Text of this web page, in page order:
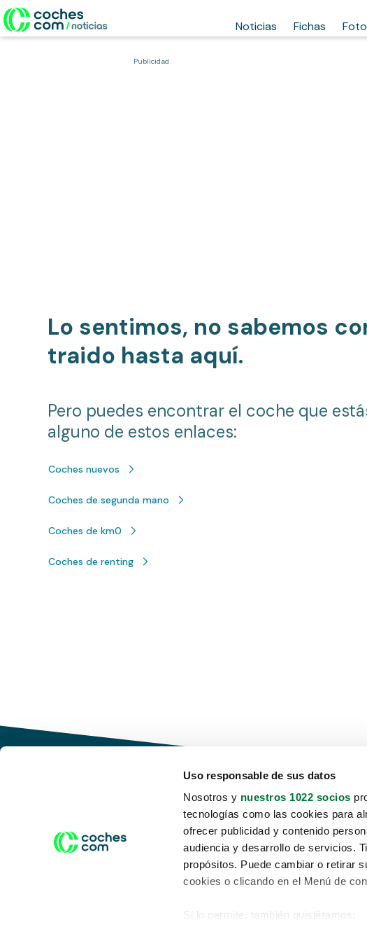
Uso responsable de sus datos
Nosotros y nuestros 1022 socios
tecnologías como las cookies para
ofrecer publicidad y contenido
audiencia y desarrollo de servicios.
propósitos. Puede cambiar o retirar
cookies o clicando en el Menú de
Si lo permite, también quisiéramos:
Noticias Fichas
Publicidad
Lo sentimos, no sabemos
traido hasta aquí.
Pero puedes encontrar el coche que
alguno de estos enlaces:
Coches nuevos
Coches de segunda mano
Coches de km0
Coches de renting
Conduce tu futuro,
desata tu movilidad